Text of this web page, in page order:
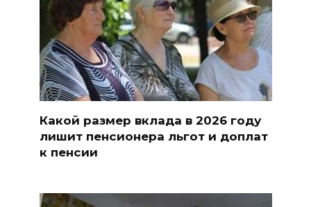
Какой размер вклада в 2026 году
лишит пенсионера льгот и доплат
к пенсии